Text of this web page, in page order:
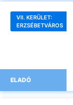
VII. KERÜLET:
ERZSÉBETVÁROS
ELADÓ